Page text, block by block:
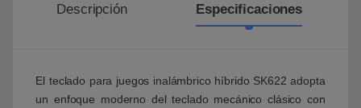
Descripción Especificaciones
El teclado para juegos inalámbrico híbrido SK622 adopta
un enfoque moderno del teclado mecánico clásico con